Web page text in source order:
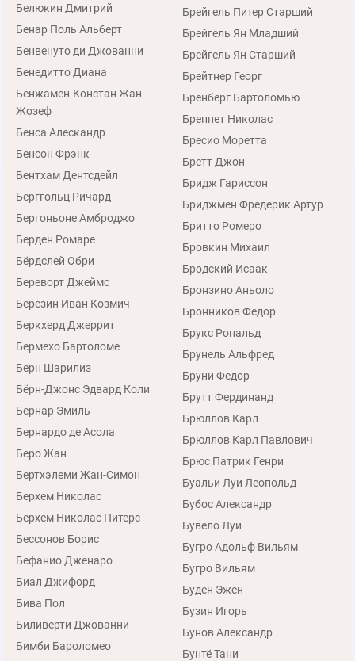
Белюкин Дмитрий
Бенар Поль Альберт
Бенвенуто ди Джованни
Бенедитто Диана
Бенжамен-Констан Жан-
Жозеф
Бенса Алескандр
Бенсон Фрэнк
Бентхам Дентсдейл
Берггольц Ричард
Бергоньоне Амброджо
Берден Ромаре
Бёрдслей Обри
Береворт Джеймс
Березин Иван Козмич
Беркхерд Джеррит
Бермехо Бартоломе
Берн Шарилиз
Бёрн-Джонс Эдвард Коли
Бернар Эмиль
Бернардо де Асола
Беро Жан
Бертхэлеми Жан-Симон
Берхем Николас
Берхем Николас Питерс
Бессонов Борис
Бефанио Дженаро
Биал Джифорд
Бива Пол
Биливерти Джованни
Бимби Бароломео
Брейгель Питер Старший
Брейгель Ян Младший
Брейгель Ян Старший
Брейтнер Георг
Бренберг Бартоломью
Бреннет Николас
Бресио Моретта
Бретт Джон
Бридж Гариссон
Бриджмен Фредерик Артур
Бритто Ромеро
Бровкин Михаил
Бродский Исаак
Бронзино Аньоло
Бронников Федор
Брукс Рональд
Брунель Альфред
Бруни Федор
Брутт Фердинанд
Брюллов Карл
Брюллов Карл Павлович
Брюс Патрик Генри
Буальи Луи Леопольд
Бубос Александр
Бувело Луи
Бугро Адольф Вильям
Бугро Вильям
Буден Эжен
Бузин Игорь
Бунов Александр
Бунтё Тани